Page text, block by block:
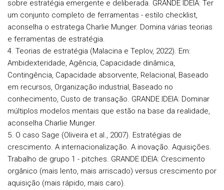
sobre estratégia emergente e deliberada. GRANDE IDEIA: Ter
um conjunto completo de ferramentas - estilo checklist,
aconselha o estratega Charlie Munger. Domina várias teorias
e ferramentas de estratégia.
4. Teorias de estratégia (Malacina e Teplov, 2022). Em:
Ambidexteridade, Agência, Capacidade dinâmica,
Contingência, Capacidade absorvente, Relacional, Baseado
em recursos, Organização industrial, Baseado no
conhecimento, Custo de transação. GRANDE IDEIA: Dominar
múltiplos modelos mentais que estão na base da realidade,
aconselha Charlie Munger.
5. O caso Sage (Oliveira et al., 2007). Estratégias de
crescimento. A internacionalização. A inovação. Aquisições.
Trabalho de grupo 1 - pitches. GRANDE IDEIA: Crescimento
orgânico (mais lento, mais arriscado) versus crescimento por
aquisição (mais rápido, mais caro).